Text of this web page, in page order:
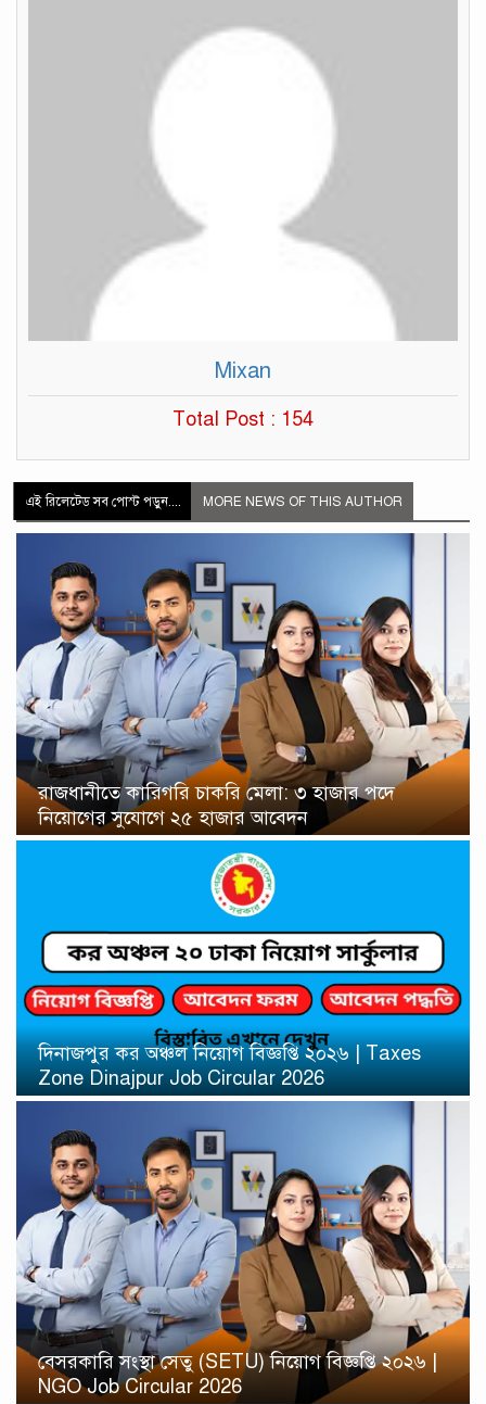
Mixan
Total Post : 154
এই রিলেটেড সব পোস্ট পড়ুন.... MORE NEWS OF THIS AUTHOR
রাজধানীতে কারিগরি চাকরি মেলা: ৩ হাজার পদে
নিয়োগের সুযোগে ২৫ হাজার আবেদন
দিনাজপুর কর অঞ্চল নিয়োগ বিজ্ঞপ্তি ২০২৬ | Taxes
Zone Dinajpur Job Circular 2026
বেসরকারি সংস্থা সেতু (SETU) নিয়োগ বিজ্ঞপ্তি ২০২৬ |
NGO Job Circular 2026